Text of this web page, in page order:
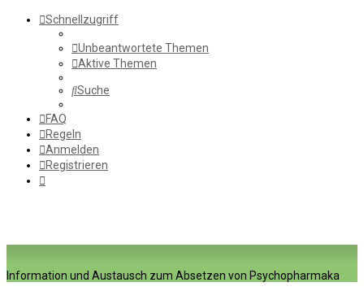
Schnellzugriff
Unbeantwortete Themen
Aktive Themen
Suche
FAQ
Regeln
Anmelden
Registrieren
Information und Austausch zum Absetzen von Psychopharmaka